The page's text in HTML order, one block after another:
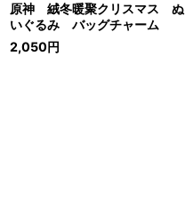
原神 絨冬暖聚クリスマス ぬ
いぐるみ バッグチャーム
2,050円